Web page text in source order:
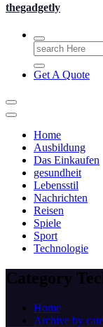
thegadgetly
Search
for:
Get A Quote
Home
Ausbildung
Das Einkaufen
gesundheit
Lebensstil
Nachrichten
Reisen
Spiele
Sport
Technologie
Category
Home
Archive by